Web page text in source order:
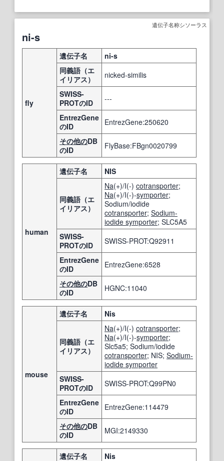
遺伝子名称シソーラス
ni-s
fly
遺伝子名
ni-s
同義語（エ
イリアス）
nicked-similis
SWISS-
PROTのID
---
EntrezGene
のID
EntrezGene:250620
その他のDB
のID
FlyBase:FBgn0020799
human
遺伝子名 NIS
同義語（エ
イリアス）
Na(+)/I(-) cotransporter;
Na(+)/I(-)-symporter;
Sodium/iodide
cotransporter; Sodium-
iodide symporter; SLC5A5
SWISS-
PROTのID
SWISS-PROT:Q92911
EntrezGene
のID
EntrezGene:6528
その他のDB
のID
HGNC:11040
mouse
遺伝子名 Nis
同義語（エ
イリアス）
Na(+)/I(-) cotransporter;
Na(+)/I(-)-symporter;
Slc5a5; Sodium/iodide
cotransporter; NIS; Sodium-
iodide symporter
SWISS-
PROTのID
SWISS-PROT:Q99PN0
EntrezGene
のID
EntrezGene:114479
その他のDB
のID
MGI:2149330
遺伝子名 Nis